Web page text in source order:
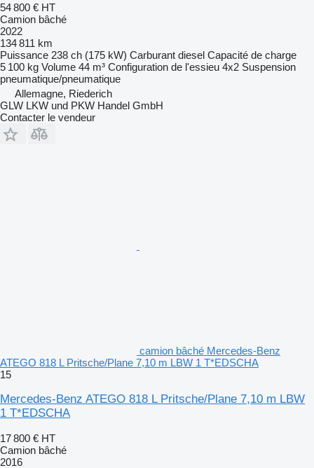
54 800 € HT
Camion bâché
2022
134 811 km
Puissance 238 ch (175 kW) Carburant diesel Capacité de charge
5 100 kg Volume 44 m³ Configuration de l'essieu 4x2 Suspension
pneumatique/pneumatique
Allemagne, Riederich
GLW LKW und PKW Handel GmbH
Contacter le vendeur
camion bâché Mercedes-Benz
ATEGO 818 L Pritsche/Plane 7,10 m LBW 1 T*EDSCHA
15
Mercedes-Benz ATEGO 818 L Pritsche/Plane 7,10 m LBW
1 T*EDSCHA
17 800 € HT
Camion bâché
2016